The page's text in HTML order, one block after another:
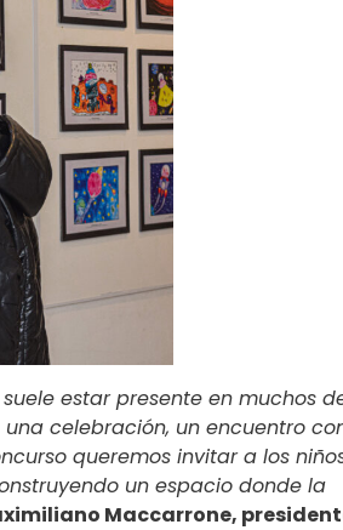
estar presente en muchos
celebración, un encuentro
queremos invitar a los
un espacio donde la
Maccarrone,